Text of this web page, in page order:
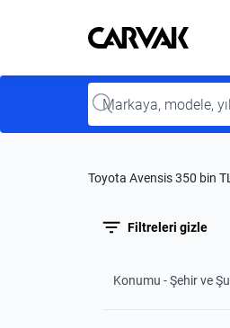
Kavak
Kavak
Input
Toyota Avensis 350 bin
Filtreleri gizle
Konumu - Şehir ve